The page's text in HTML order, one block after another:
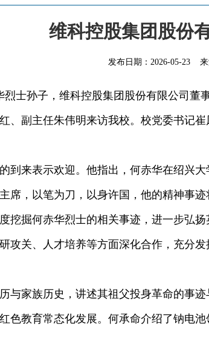
维科控股集团股份
发布日期： 2026-05-23
孙子，维科控股集团股份有限公司董
、副主任朱伟明来访我校。校党委书记
来表示欢迎。他指出，何赤华在绍兴大
席，以笔为刀，以身许国，他的精神事
挖掘何赤华烈士的相关事迹，进一步弘
攻关、人才培养等方面深化合作，充分
家族历史，讲述其祖父投身革命的事迹
色教育常态化发展。何承命介绍了钠电